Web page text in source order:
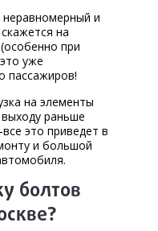
и
на
при
уже
пассажиров!
на элементы
раньше
это приведет в
и большой
болтов